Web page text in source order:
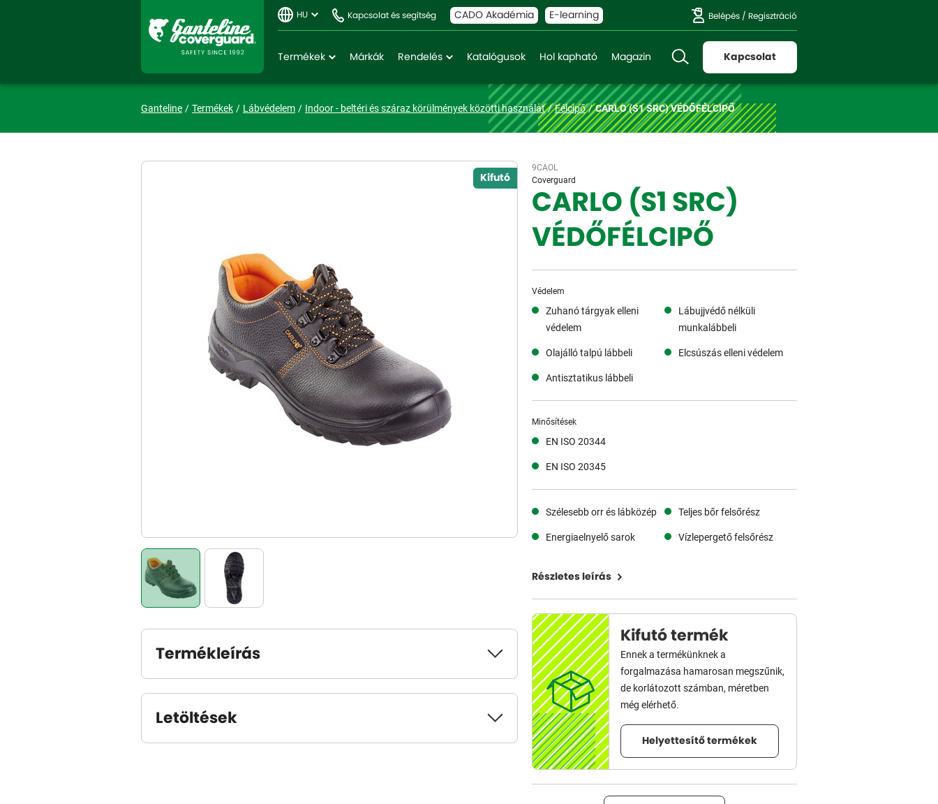
HU Kapcsolat és segítség CADO Akadémia E-learning Belépés / Regisztráció
Termékek Márkák Rendelés Katalógusok Hol kapható Magazin Kapcsolat
Ganteline Termékek Lábvédelem Indoor - beltéri és száraz körülmények közötti használat Félcipő CARLO (S1 SRC) VÉDŐFÉLCIPŐ
Kifutó
Termékleírás
Letöltések
9CAOL
Coverguard
CARLO (S1 SRC)
VÉDŐFÉLCIPŐ
Védelem
Zuhanó tárgyak elleni
védelem
Lábujjvédő nélküli
munkalábbeli
Olajálló talpú lábbeli
Elcsúszás elleni védelem
Antisztatikus lábbeli
Minősítések
EN ISO 20344
EN ISO 20345
Szélesebb orr és lábközép
Teljes bőr felsőrész
Energiaelnyelő sarok
Vízlepergető felsőrész
Részletes leírás
Kifutó termék
Ennek a termékünknek a
forgalmazása hamarosan megszűnik,
de korlátozott számban, méretben
még elérhető.
Helyettesítő termékek